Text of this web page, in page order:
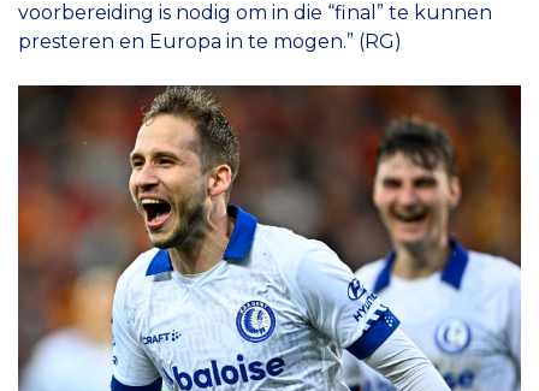
voorbereiding is nodig om in die “final” te kunnen
presteren en Europa in te mogen.” (RG)